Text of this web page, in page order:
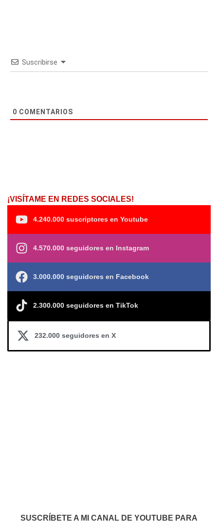
Suscribirse
0 COMENTARIOS
¡VISÍTAME EN REDES SOCIALES!
4.240.000 suscriptores en Youtube
4.570.000 seguidores en Instagram
3.000.000 seguidores en Facebook
2.300.000 seguidores en TikTok
232.000 seguidores en X
SUSCRÍBETE A MI CANAL DE YOUTUBE PARA